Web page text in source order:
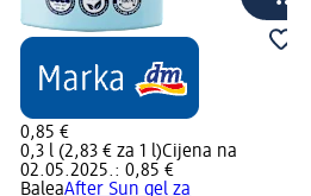
0,85 €
0,3 l (2,83 € za 1 l)Cijena na
02.05.2025.: 0,85 €
BaleaAfter Sun gel za